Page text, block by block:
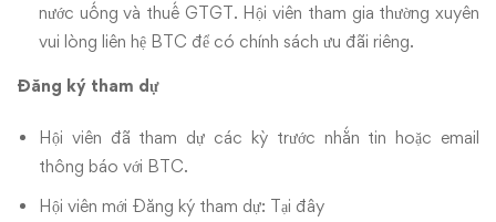
nước uống và thuế GTGT. Hội viên tham gia thường xuyên
vui lòng liên hệ BTC để có chính sách ưu đãi riêng.
Đăng ký tham dự
Hội viên đã tham dự các kỳ trước nhắn tin hoặc email
thông báo với BTC.
Hội viên mới Đăng ký tham dự: Tại đây